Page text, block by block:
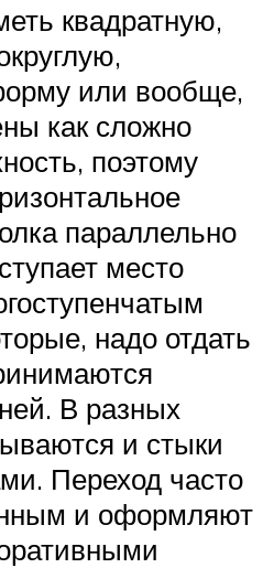
квадратную,
или вообще,
как сложно
поэтому
параллельно
место
надо отдать
В разных
и стыки
Переход часто
и оформляют